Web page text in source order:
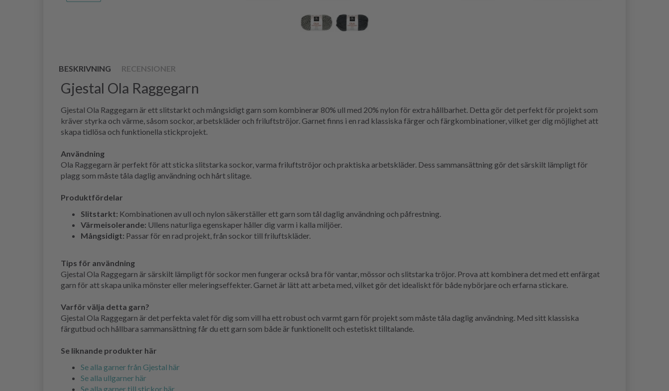
BESKRIVNING RECENSIONER
Gjestal Ola Raggegarn
Gjestal Ola Raggegarn är ett slitstarkt och mångsidigt garn som kombinerar 80% ull med 20% nylon för extra hållbarhet. Detta gör det perfekt för projekt som
kräver styrka och värme, såsom sockor, arbetskläder och friluftströjor. Garnet finns i en rad klassiska färger och färgkombinationer, vilket ger dig möjlighet att
skapa tidlösa och funktionella stickprojekt.
Användning
Ola Raggegarn är perfekt för att sticka slitstarka sockor, varma friluftströjor och praktiska arbetskläder. Dess sammansättning gör det särskilt lämpligt för
plagg som måste tåla daglig användning och hårt slitage.
Produktfördelar
Slitstarkt: Kombinationen av ull och nylon säkerställer ett garn som tål daglig användning och påfrestning.
Värmeisolerande: Ullens naturliga egenskaper håller dig varm i kalla miljöer.
Mångsidigt: Passar för en rad projekt, från sockor till friluftskläder.
Tips för användning
Gjestal Ola Raggegarn är särskilt lämpligt för sockor men fungerar också bra för vantar, mössor och slitstarka tröjor. Prova att kombinera det med ett enfärgat
garn för att skapa unika mönster eller meleringseffekter. Garnet är lätt att arbeta med, vilket gör det idealiskt för både nybörjare och erfarna stickare.
Varför välja detta garn?
Gjestal Ola Raggegarn är det perfekta valet för dig som vill ha ett robust och varmt garn för projekt som måste tåla daglig användning. Med sitt klassiska
färgutbud och hållbara sammansättning får du ett garn som både är funktionellt och estetiskt tilltalande.
Se liknande produkter här
Se alla garner från Gjestal här
Se alla ullgarner här
Se alla garner till stickor här